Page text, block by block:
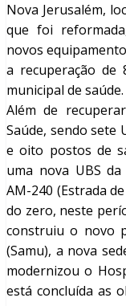
Nova Jerusalém,
que foi
novos
a recuperação de
municipal de saúde.
Além de
Saúde, sendo sete
e oito postos de
uma nova UBS
AM-240 (Estrada
do zero, neste
construiu o novo
(Samu), a nova
modernizou o
está concluída as